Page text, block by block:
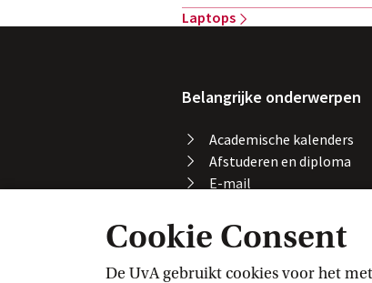
Cookie Consent
De UvA gebruikt cookies voor het
Laptops
Belangrijke onderwerpen
Academische kalenders
Afstuderen en diploma
E-mail
scannen
Studeren in het buitenland
Vakaanmelding